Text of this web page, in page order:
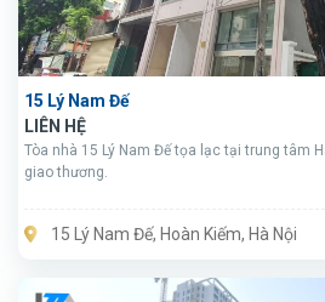
15 Lý Nam Đế
LIÊN HỆ
Tòa nhà 15 Lý Nam Đế tọa lạc tại trung tâm
giao thương.
15 Lý Nam Đế, Hoàn Kiếm, Hà Nội